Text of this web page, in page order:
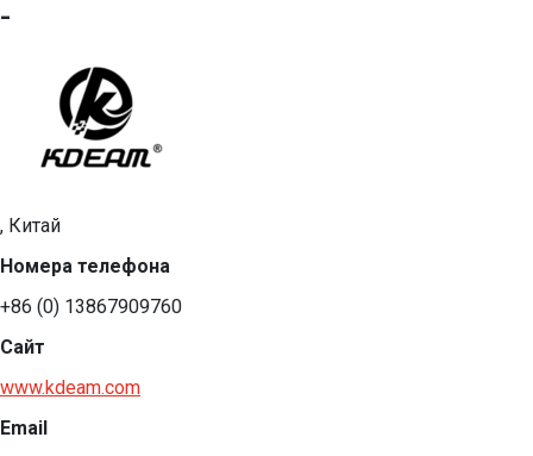
-
, Китай
Номера телефона
+86 (0) 13867909760
Сайт
www.kdeam.com
Email